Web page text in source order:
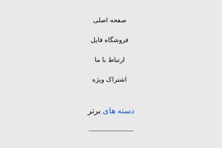
صفحه اصلی
فروشگاه فایل
ارتباط با ما
اشتراک ویژه
دسته های برتر